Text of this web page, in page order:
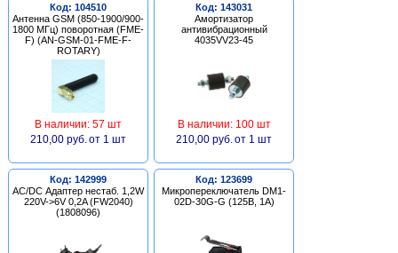
Код: 104510
Антенна GSM (850-1900/900-
1800 МГц) поворотная (FME-
F) (AN-GSM-01-FME-F-
ROTARY)
В наличии: 57 шт
210,00 руб. от 1 шт
Код: 143031
Амортизатор
антивибрационный
4035VV23-45
В наличии: 100 шт
210,00 руб. от 1 шт
Код: 142999
AC/DC Адаптер нестаб. 1,2W
220V->6V 0,2A (FW2040)
(1808096)
Код: 123699
Микропереключатель DM1-
02D-30G-G (125В, 1А)